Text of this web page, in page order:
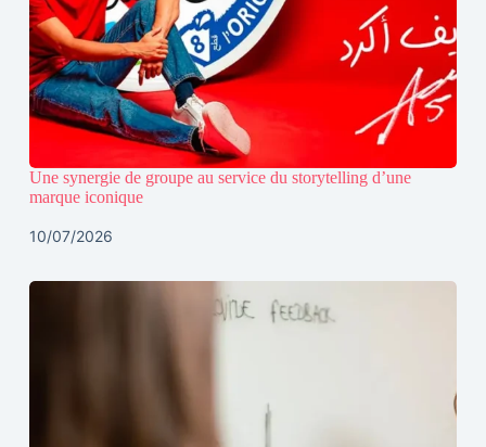
Une synergie de groupe au service du storytelling d’une
marque iconique
10/07/2026